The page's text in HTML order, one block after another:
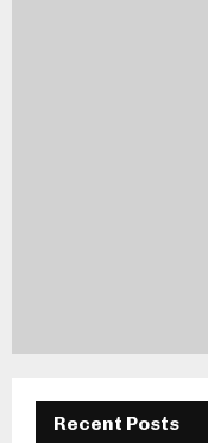
Recent Posts